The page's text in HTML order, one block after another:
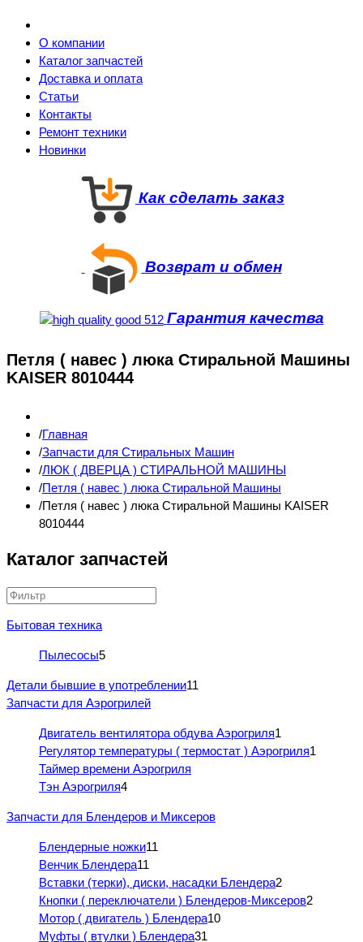
О компании
Каталог запчастей
Доставка и оплата
Статьи
Контакты
Ремонт техники
Новинки
Как сделать заказ
Возврат и обмен
Гарантия качества
Петля ( навес ) люка Стиральной Машины
KAISER 8010444
Главная
Запчасти для Стиральных Машин
ЛЮК ( ДВЕРЦА ) СТИРАЛЬНОЙ МАШИНЫ
Петля ( навес ) люка Стиральной Машины
Петля ( навес ) люка Стиральной Машины KAISER
8010444
Каталог запчастей
Бытовая техника
Пылесосы5
Детали бывшие в употреблении11
Запчасти для Аэрогрилей
Двигатель вентилятора обдува Аэрогриля1
Регулятор температуры ( термостат ) Аэрогриля1
Таймер времени Аэрогриля
Тэн Аэрогриля4
Запчасти для Блендеров и Миксеров
Блендерные ножки11
Венчик Блендера11
Вставки (терки), диски, насадки Блендера2
Кнопки ( переключатели ) Блендеров-Миксеров2
Мотор ( двигатель ) Блендера10
Муфты ( втулки ) Блендера31